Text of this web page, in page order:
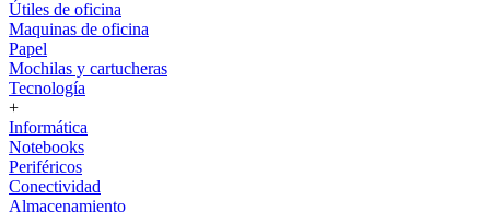
Útiles de oficina
Maquinas de oficina
Papel
Mochilas y cartucheras
Tecnología
+
Informática
Notebooks
Periféricos
Conectividad
Almacenamiento